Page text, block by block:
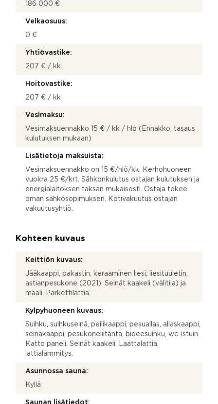
186 000 €
Velkaosuus:
0 €
Yhtiövastike:
207 € / kk
Hoitovastike:
207 € / kk
Vesimaksu:
Vesimaksuennakko 15 € / kk / hlö (Ennakko, tasaus
kulutuksen mukaan)
Lisätietoja maksuista:
Vesimaksuennakko on 15 €/hlö/kk. Kerhohuoneen
vuokra 25 €/krt. Sähkönkulutus ostajan kulutuksen ja
energialaitoksen taksan mukaisesti. Ostaja tekee
oman sähkösopimuksen. Kotivakuutus ostajan
vakuutusyhtiö.
Kohteen kuvaus
Keittiön kuvaus:
Jääkaappi, pakastin, keraaminen liesi, liesituuletin,
astianpesukone (2021). Seinät kaakeli (välitila) ja
maali. Parkettilattia.
Kylpyhuoneen kuvaus:
Suihku, suihkuseinä, peilikaappi, pesuallas, allaskaappi,
seinäkaappi, pesukoneliitäntä, bideesuihku, wc-istuin.
Katto paneli. Seinät kaakeli. Laattalattia,
lattialämmitys.
Asunnossa sauna:
Kyllä
Saunan lisätiedot: